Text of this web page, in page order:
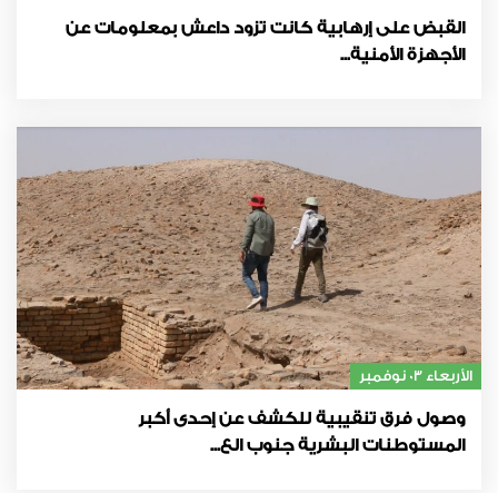
القبض على إرهابية كانت تزود داعش بمعلومات عن
الأجهزة الأمنية...
الأربعاء 03 نوفمبر
وصول فرق تنقيبية للكشف عن إحدى أكبر
المستوطنات البشرية جنوب الع...